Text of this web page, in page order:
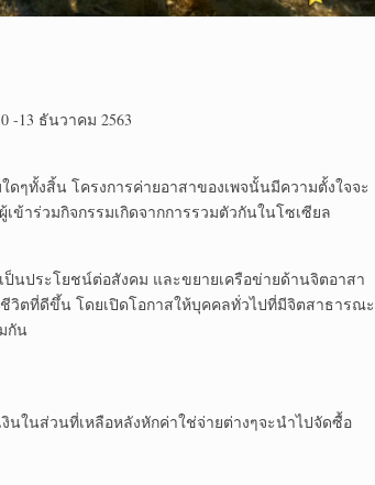
-13 ธันวาคม 2563
ๆทั้งสิ้น โครงการค่ายอาสาของเพจนั้นมีความตั้งใจจะ
าร่วมกิจกรรมเกิดจากการรวมตัวกันในโซเซียล
นประโยชน์ต่อสังคม และขยายเครือข่ายด้านจิตอาสา
ตที่ดีขึ้น โดยเปิดโอกาสให้บุคคลทั่วไปที่มีจิตสาธารณะ
กัน
นในส่วนที่เหลือหลังหักค่าใช่จ่ายต่างๆจะนำไปจัดซื้อ